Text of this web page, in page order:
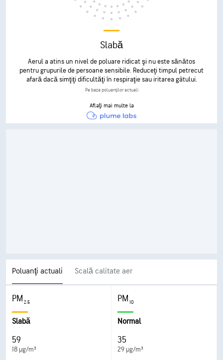
Slabă
Aerul a atins un nivel de poluare ridicat şi nu este sănătos
pentru grupurile de persoane sensibile. Reduceţi timpul petrecut
afară dacă simţiţi dificultăţi în respiraţie sau iritarea gâtului.
Pe baza poluanţilor actuali
Aflaţi mai multe la
Poluanţi actuali Scală calitate aer
PM2.5
Slabă
59
18 µg/m³
PM10
Normal
35
29 µg/m³